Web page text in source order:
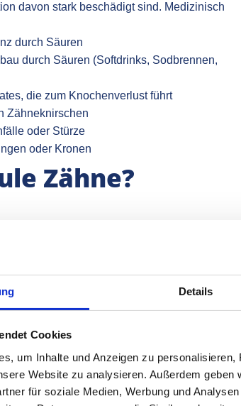
Details
Cookies
um Inhalte und Anzeigen zu
Website zu analysieren. Außerdem
für soziale Medien, Werbung und
davon stark beschädigt sind. Medizinisch
durch Säuren
durch Säuren (Softdrinks, Sodbrennen,
die zum Knochenverlust führt
Zähneknirschen
oder Stürze
oder Kronen
Zähne?
falsches Zähneputzen, kein Zahnseide
für Karies auslösende Bakterien
wenn sie schon fortgeschritten ist
zu wenig trinkt oder bestimmte
von Natur aus dünneren oder weichen
oder Reflux erhöhen das Kariesrisiko
einfache Probleme zu großen werden